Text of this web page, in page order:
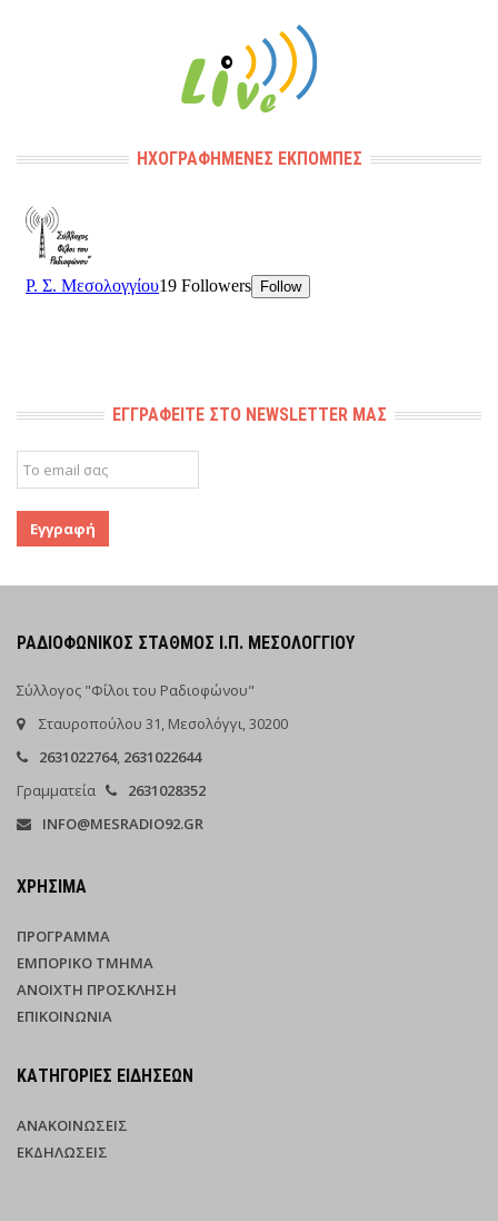
ΗΧΟΓΡΑΦΗΜΈΝΕΣ ΕΚΠΟΜΠΈΣ
ΕΓΓΡΑΦΕΊΤΕ ΣΤΟ NEWSLETTER ΜΑΣ
ΡΑΔΙΟΦΩΝΙΚΌΣ ΣΤΑΘΜΌΣ Ι.Π. ΜΕΣΟΛΟΓΓΊΟΥ
Σύλλογος "Φίλοι του Ραδιοφώνου"
Σταυροπούλου 31, Μεσολόγγι, 30200
2631022764, 2631022644
Γραμματεία
2631028352
INFO@MESRADIO92.GR
ΧΡΉΣΙΜΑ
ΠΡΌΓΡΑΜΜΑ
ΕΜΠΟΡΙΚΌ ΤΜΉΜΑ
ΑΝΟΙΧΤΉ ΠΡΌΣΚΛΗΣΗ
ΕΠΙΚΟΙΝΩΝΊΑ
ΚΑΤΗΓΟΡΊΕΣ ΕΙΔΉΣΕΩΝ
ΑΝΑΚΟΙΝΏΣΕΙΣ
ΕΚΔΗΛΏΣΕΙΣ